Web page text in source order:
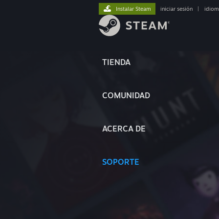
TIENDA
COMUNIDAD
ACERCA DE
SOPORTE
Instalar Steam iniciar sesión